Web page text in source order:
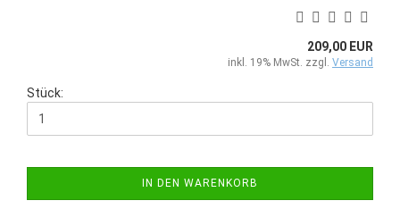
209,00 EUR
inkl. 19% MwSt. zzgl. Versand
Stück:
IN DEN WARENKORB